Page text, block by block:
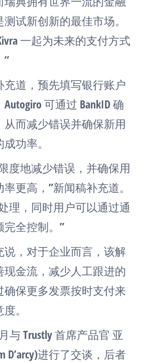
试新创新的最佳市场。
一起为未来的支付方式
”
充道，预先填写银行账户
可通过 BankID 确
从而减少错误并确保新用
功率。
度地减少错误，并确保用
更高，”新闻稿补充道。
理，同时用户可以通过通
全控制。”
说，对于企业而言，该解
现金流，减少人工跟进的
确保更多发票按时支付来
。
与 Trustly 首席产品官 亚
D’arcy)进行了交谈，后者